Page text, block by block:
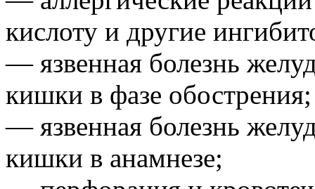
кислоту и другие
— язвенная болезнь
кишки в фазе обострения;
— язвенная болезнь
кишки в анамнезе;